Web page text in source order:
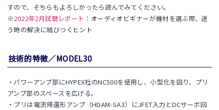
すので、そちらもよろしかったら読んでみてください。
※2022年2月試聴レポート ：オーディオビギナーが機材を選ぶ際、迷
う時の解決に結びつくヒント
技術的特徴／MODEL30
・パワーアンプ部にHYPEX社のNC500を使用し、小型化を図り、プリ
アンプ部のスペースを広げる。
・プリは電流帰還形アンプ（HDAM-SA3）にJFET入力とDCサーボ回